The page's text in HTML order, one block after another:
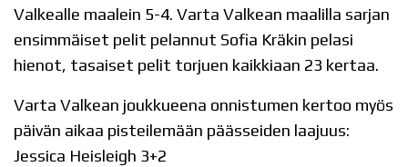
Valkealle maalein 5-4. Varta Valkean maalilla sarjan
ensimmäiset pelit pelannut Sofia Kräkin pelasi
hienot, tasaiset pelit torjuen kaikkiaan 23 kertaa.
Varta Valkean joukkueena onnistumen kertoo myös
päivän aikaa pisteilemään päässeiden laajuus:
Jessica Heisleigh 3+2